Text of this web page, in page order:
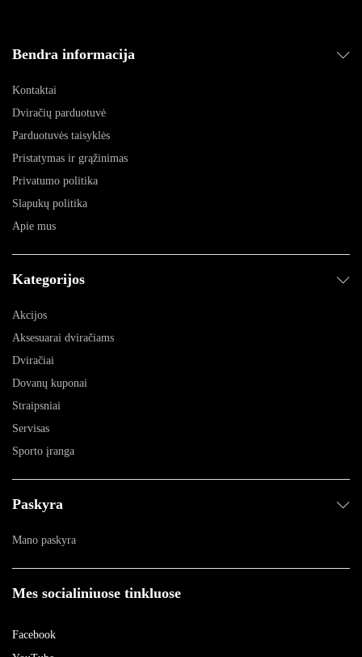
Bendra informacija
Kontaktai
Dviračių parduotuvė
Parduotuvės taisyklės
Pristatymas ir grąžinimas
Privatumo politika
Slapukų politika
Apie mus
Kategorijos
Akcijos
Aksesuarai dviračiams
Dviračiai
Dovanų kuponai
Straipsniai
Servisas
Sporto įranga
Paskyra
Mano paskyra
Mes socialiniuose tinkluose
Facebook